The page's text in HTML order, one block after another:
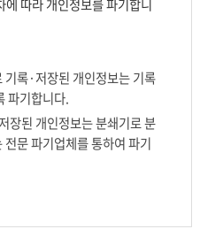
에 따라 개인정보를 파기합니
기록·저장된 개인정보는 기록
파기합니다.
장된 개인정보는 분쇄기로 분
문 파기업체를 통하여 파기